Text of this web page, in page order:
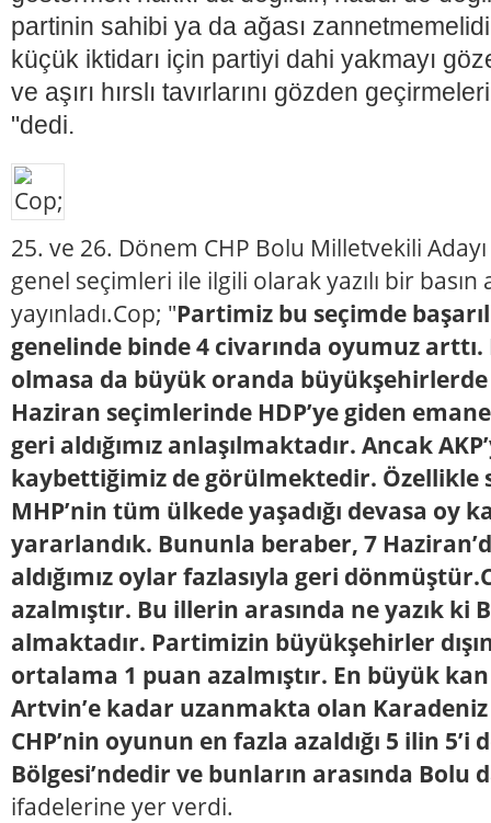
partinin sahibi ya da ağası
küçük iktidarı için partiyi dahi yakmayı
ve aşırı hırslı tavırlarını gözden
"dedi.
25. ve 26. Dönem CHP Bolu Milletvekili
genel seçimleri ile ilgili olarak yazılı bir basın
yayınladı.Cop; "Partimiz bu seçimde
genelinde binde 4 civarında oyumuz
olmasa da büyük oranda
Haziran seçimlerinde HDP’ye giden
geri aldığımız anlaşılmaktadır. Ancak
kaybettiğimiz de görülmektedir. Özellikle
MHP’nin tüm ülkede yaşadığı devasa oy
yararlandık. Bununla beraber, 7
aldığımız oylar fazlasıyla geri
azalmıştır. Bu illerin arasında ne yazık ki
almaktadır. Partimizin büyükşehirler
ortalama 1 puan azalmıştır. En büyük kan
Artvin’e kadar uzanmakta olan Karadeniz
CHP’nin oyunun en fazla azaldığı 5 ilin 5’i
Bölgesi’ndedir ve bunların arasında
ifadelerine yer verdi.